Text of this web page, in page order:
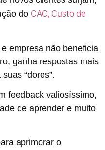
do CAC, Custo de
empresa não beneficia
ganha respostas mais
“dores”.
feedback valiosíssimo,
de aprender e muito
aprimorar o